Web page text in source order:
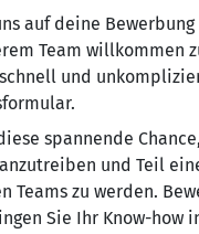
auf deine
Team willkommen
und
spannende
und Teil
Teams zu werden.
Sie Ihr Know-how